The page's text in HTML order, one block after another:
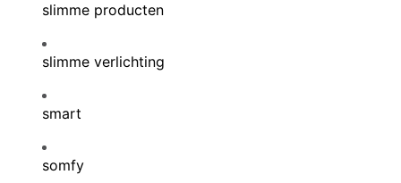
slimme producten
slimme verlichting
smart
somfy